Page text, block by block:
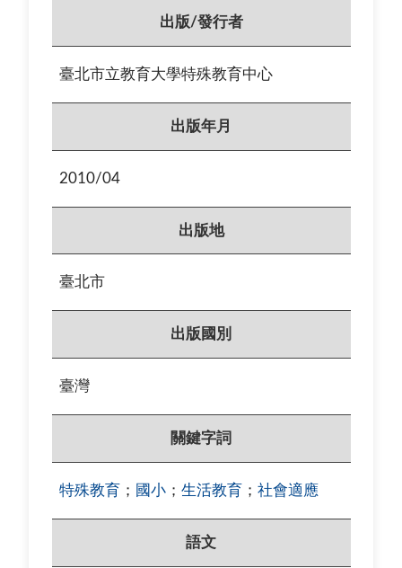
出版/發行者
臺北市立教育大學特殊教育中心
出版年月
2010/04
出版地
臺北市
出版國別
臺灣
關鍵字詞
特殊教育 ； 國小 ； 生活教育 ； 社會適應
語文